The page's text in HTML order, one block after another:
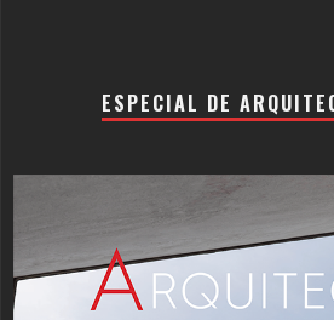
ESPECIAL DE